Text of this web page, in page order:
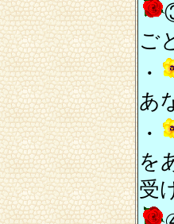
ご
・
あ
・
を
受